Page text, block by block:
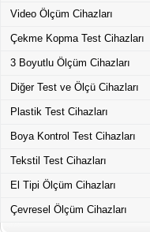
Video Ölçüm Cihazları
Çekme Kopma Test Cihazları
3 Boyutlu Ölçüm Cihazları
Diğer Test ve Ölçü Cihazları
Plastik Test Cihazları
Boya Kontrol Test Cihazları
Tekstil Test Cihazları
El Tipi Ölçüm Cihazları
Çevresel Ölçüm Cihazları